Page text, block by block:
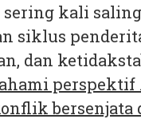
sering kali
siklus
dan
bersenjata